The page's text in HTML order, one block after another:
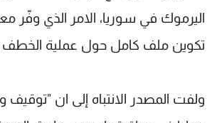
اليرموك في سوريا، الامر الذي وفّر
تكوين ملف كامل حول عملية الخطف
ولفت المصدر الانتباه إلى ان